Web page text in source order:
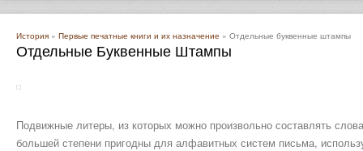
История » Первые печатные книги и их назначение » Отдельные буквенные штампы
Отдельные Буквенные Штампы
Подвижные литеры, из которых можно произвольно составлять
большей степени пригодны для алфавитных систем письма,